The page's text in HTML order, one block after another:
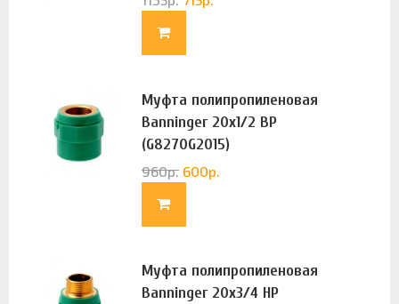
Муфта полипропиленовая
Banninger 20х1/2 ВР
(G8270G2015)
960р. 600р.
Муфта полипропиленовая
Banninger 20х3/4 НР